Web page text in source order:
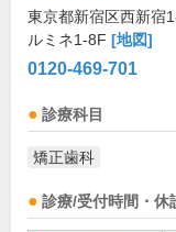
東京都新宿区西新宿
ルミネ1-8F [地図]
0120-469-701
診療科目
矯正歯科
診療/受付時間・休